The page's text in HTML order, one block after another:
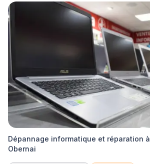
Dépannage informatique et réparation à
Obernai